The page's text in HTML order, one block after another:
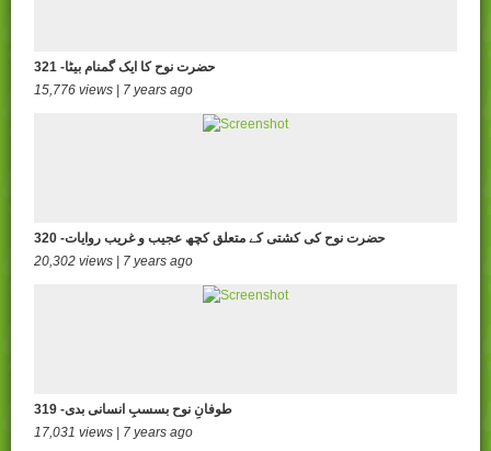
321 -حضرت نوح کا ایک گمنام بیٹا
15,776 views | 7 years ago
320 -حضرت نوح کی کشتی کے متعلق کچھ عجیب و غریب روایات
20,302 views | 7 years ago
319 -طوفانِ نوح بسسبِ انسانی بدی
17,031 views | 7 years ago